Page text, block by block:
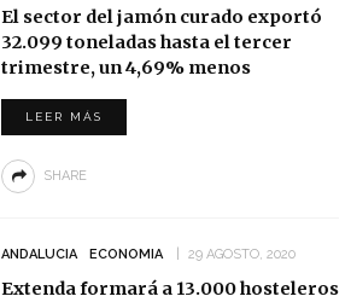
El sector del jamón curado exportó
32.099 toneladas hasta el tercer
trimestre, un 4,69% menos
LEER MÁS
SHARE
ANDALUCIA ECONOMIA 29 AGOSTO, 2020
Extenda formará a 13.000 hosteleros